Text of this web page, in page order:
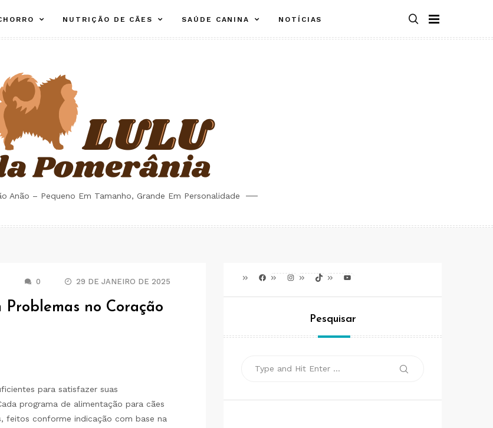
NUTRIÇÃO DE CÃES SAÚDE CANINA NOTÍCIAS
Anão – Pequeno Em Tamanho, Grande Em Personalidade
0 29 DE JANEIRO DE 2025
no Coração
para satisfazer suas
programa de alimentação para cães
feitos conforme indicação com base na
FacebookInstagramTikTok Youtube
Pesquisar
Search